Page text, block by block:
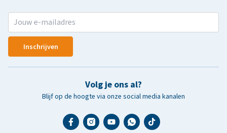
Inschrijven
Volg je ons al?
Blijf op de hoogte via onze social media kanalen